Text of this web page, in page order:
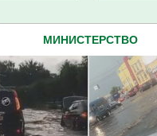
МИНИСТЕРСТВО
ПЕНЗЕНСКОЙ ОБЛАСТИ